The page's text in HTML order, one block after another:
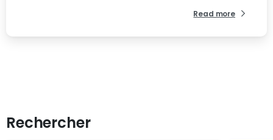
Read more
Rechercher